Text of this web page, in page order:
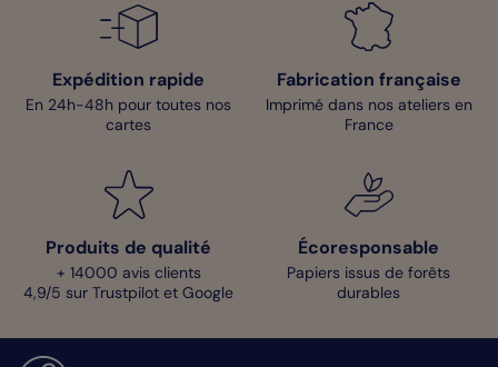
Expédition rapide
En 24h-48h pour toutes nos
cartes
Fabrication française
Imprimé dans nos ateliers en
France
Produits de qualité
+ 14000 avis clients
4,9/5 sur Trustpilot et Google
Écoresponsable
Papiers issus de forêts
durables